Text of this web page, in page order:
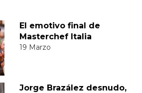
El emotivo final de
Masterchef Italia
19 Marzo
Jorge Brazález desnudo,